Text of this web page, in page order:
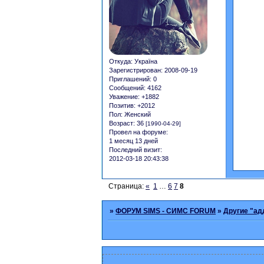
Откуда: Україна
Зарегистрирован: 2008-09-19
Приглашений: 0
Сообщений: 4162
Уважение: +1882
Позитив: +2012
Пол: Женский
Возраст: 36 [1990-04-29]
Провел на форуме:
1 месяц 13 дней
Последний визит:
2012-03-18 20:43:38
Страница:« 1 … 6 7 8
»ФОРУМ SIMS - СИМС FORUM »Другие